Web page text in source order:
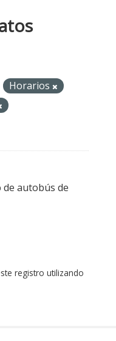
Horarios
autobús de
registro utilizando